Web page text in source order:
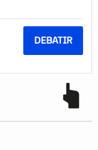
el volumen de
carretas.
DEBATIR